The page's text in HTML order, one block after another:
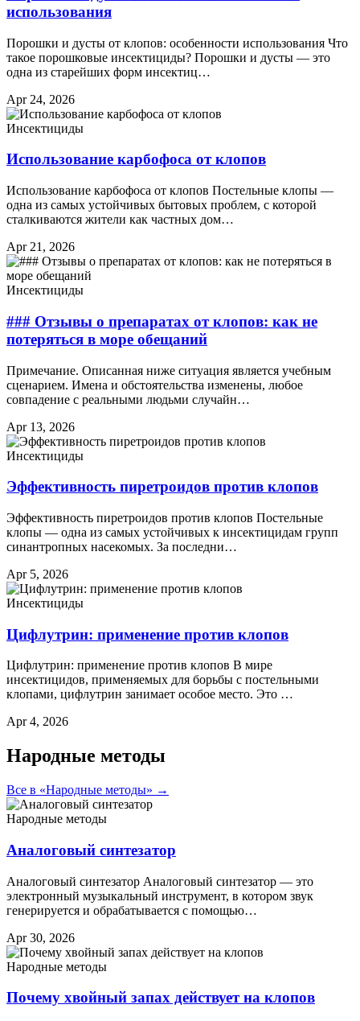
использования
Порошки и дусты от клопов: особенности использования Что
такое порошковые инсектициды? Порошки и дусты — это
одна из старейших форм инсектиц…
Apr 24, 2026
Инсектициды
Использование карбофоса от клопов
Использование карбофоса от клопов Постельные клопы —
одна из самых устойчивых бытовых проблем, с которой
сталкиваются жители как частных дом…
Apr 21, 2026
Инсектициды
### Отзывы о препаратах от клопов: как не
потеряться в море обещаний
Примечание. Описанная ниже ситуация является учебным
сценарием. Имена и обстоятельства изменены, любое
совпадение с реальными людьми случайн…
Apr 13, 2026
Инсектициды
Эффективность пиретроидов против клопов
Эффективность пиретроидов против клопов Постельные
клопы — одна из самых устойчивых к инсектицидам групп
синантропных насекомых. За последни…
Apr 5, 2026
Инсектициды
Цифлутрин: применение против клопов
Цифлутрин: применение против клопов В мире
инсектицидов, применяемых для борьбы с постельными
клопами, цифлутрин занимает особое место. Это …
Apr 4, 2026
Народные методы
Все в «Народные методы» →
Народные методы
Аналоговый синтезатор
Аналоговый синтезатор Аналоговый синтезатор — это
электронный музыкальный инструмент, в котором звук
генерируется и обрабатывается с помощью…
Apr 30, 2026
Народные методы
Почему хвойный запах действует на клопов